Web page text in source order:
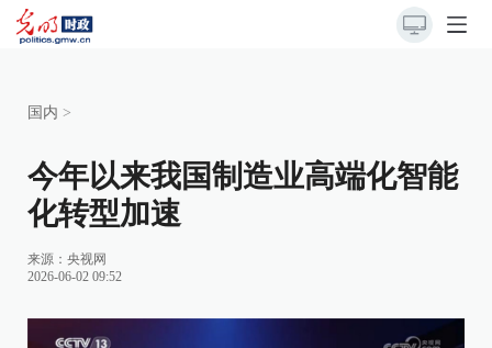
国内 >
今年以来我国制造业高端化智能
化转型加速
来源： 央视网
2026-06-02 09:52